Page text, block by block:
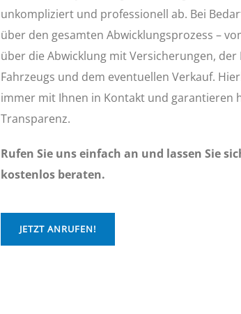
unkompliziert und professionell ab. Bei
über den gesamten Abwicklungsprozess –
über die Abwicklung mit Versicherungen, der
Fahrzeugs und dem eventuellen Verkauf.
immer mit Ihnen in Kontakt und garantieren
Transparenz.
Rufen Sie uns einfach an und lassen Sie
kostenlos beraten.
JETZT ANRUFEN!